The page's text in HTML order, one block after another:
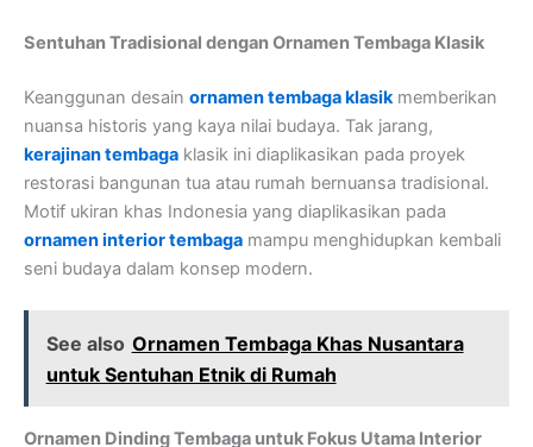
Sentuhan Tradisional dengan Ornamen Tembaga Klasik
Keanggunan desain ornamen tembaga klasikmemberikan
nuansa historis yang kaya nilai budaya. Tak jarang,
kerajinan tembaga klasik ini diaplikasikan pada proyek
restorasi bangunan tua atau rumah bernuansa tradisional.
Motif ukiran khas Indonesia yang diaplikasikan pada
ornamen interior tembaga mampu menghidupkan kembali
seni budaya dalam konsep modern.
See also Ornamen Tembaga Khas Nusantara
untuk Sentuhan Etnik di Rumah
Ornamen Dinding Tembaga untuk Fokus Utama Interior